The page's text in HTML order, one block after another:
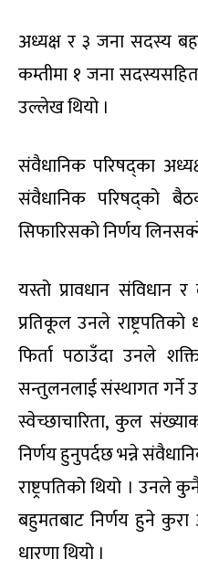
अध्यक्ष र ३ जना सदस्य
कम्तीमा १ जना
उल्लेख थियो ।
संवैधानिक परिषद्का
संवैधानिक परिषद्को
सिफारिसको निर्णय
यस्तो प्रावधान संविधान
प्रतिकूल उनले
फिर्ता पठाउँदा उनले
सन्तुलनलाई संस्थागत गर्ने
स्वेच्छाचारिता, कुल
निर्णय हुनुपर्दछ भन्ने
राष्ट्रपतिको थियो ।
बहुमतबाट निर्णय हुने
धारणा थियो ।